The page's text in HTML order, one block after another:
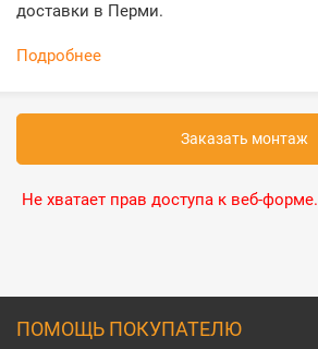
доставки в Перми.
Подробнее
Заказать монтаж
Не хватает прав доступа к веб-форме.
ПОМОЩЬ ПОКУПАТЕЛЮ